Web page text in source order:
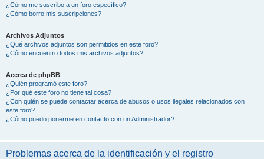
¿Cómo me suscribo a un foro específico?
¿Cómo borro mis suscripciones?
Archivos Adjuntos
¿Qué archivos adjuntos son permitidos en este foro?
¿Cómo encuentro todos mis archivos adjuntos?
Acerca de phpBB
¿Quién programó este foro?
¿Por qué este foro no tiene tal cosa?
¿Con quién se puede contactar acerca de abusos o usos ilegales relacionados con
este foro?
¿Cómo puedo ponerme en contacto con un Administrador?
Problemas acerca de la identificación y el registro